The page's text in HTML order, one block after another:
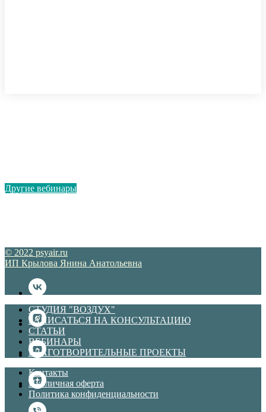
Другие вебинары
© 2022 psyair.ru
ИП Крылова Янина Анатольевна
СТУДИЯ "ВОЗДУХ"
ЗАПИСАТЬСЯ НА КОНСУЛЬТАЦИЮ
СТАТЬИ
ВЕБИНАРЫ
БЛАГОТВОРИТЕЛЬНЫЕ ПРОЕКТЫ
Контакты
Публичная оферта
Политика конфиденциальности